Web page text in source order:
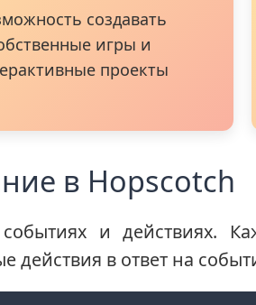
создавать
игры и
проекты
в Hopscotch
и действиях.
действия в ответ на